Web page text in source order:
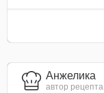
Анжелика
автор рецепта